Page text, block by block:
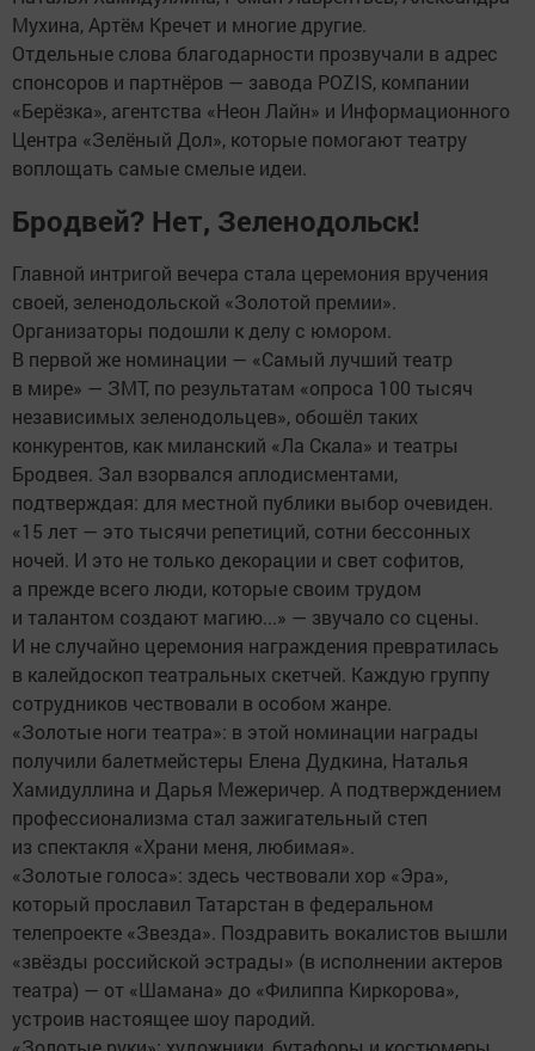
Мухина, Артём Кречет и многие другие.
Отдельные слова благодарности прозвучали в адрес
спонсоров и партнёров — завода POZIS, компании
«Берёзка», агентства «Неон Лайн» и Информационного
Центра «Зелёный Дол», которые помогают театру
воплощать самые смелые идеи.
Бродвей? Нет, Зеленодольск!
Главной интригой вечера стала церемония вручения
своей, зеленодольской «Золотой премии».
Организаторы подошли к делу с юмором.
В первой же номинации — «Самый лучший театр
в мире» — ЗМТ, по результатам «опроса 100 тысяч
независимых зеленодольцев», обошёл таких
конкурентов, как миланский «Ла Скала» и театры
Бродвея. Зал взорвался аплодисментами,
подтверждая: для местной публики выбор очевиден.
«15 лет — это тысячи репетиций, сотни бессонных
ночей. И это не только декорации и свет софитов,
а прежде всего люди, которые своим трудом
и талантом создают магию...» — звучало со сцены.
И не случайно церемония награждения превратилась
в калейдоскоп театральных скетчей. Каждую группу
сотрудников чествовали в особом жанре.
«Золотые ноги театра»: в этой номинации награды
получили балетмейстеры Елена Дудкина, Наталья
Хамидуллина и Дарья Межеричер. А подтверждением
профессионализма стал зажигательный степ
из спектакля «Храни меня, любимая».
«Золотые голоса»: здесь чествовали хор «Эра»,
который прославил Татарстан в федеральном
телепроекте «Звезда». Поздравить вокалистов вышли
«звёзды российской эстрады» (в исполнении актеров
театра) — от «Шамана» до «Филиппа Киркорова»,
устроив настоящее шоу пародий.